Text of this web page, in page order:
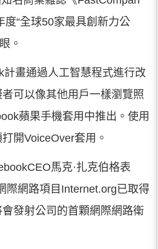
“全球50家最具創新力公
。
計畫通過人工智慧程式進行改
可以像其他用戶一樣瀏覽照
蘋果手機套用中推出。使用
開VoiceOver套用。
馬克·扎克伯格表
際網路項目Internet.org已取得
發射公司的首顆網際網路衛